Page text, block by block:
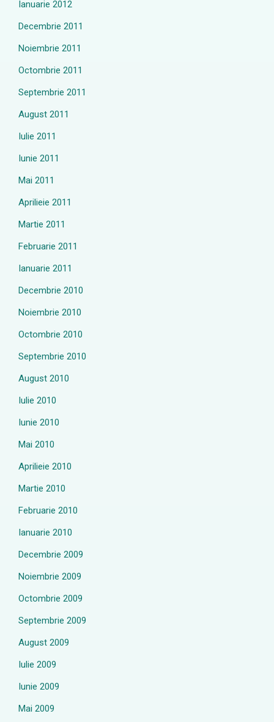
Ianuarie 2012
Decembrie 2011
Noiembrie 2011
Octombrie 2011
Septembrie 2011
August 2011
Iulie 2011
Iunie 2011
Mai 2011
Aprilieie 2011
Martie 2011
Februarie 2011
Ianuarie 2011
Decembrie 2010
Noiembrie 2010
Octombrie 2010
Septembrie 2010
August 2010
Iulie 2010
Iunie 2010
Mai 2010
Aprilieie 2010
Martie 2010
Februarie 2010
Ianuarie 2010
Decembrie 2009
Noiembrie 2009
Octombrie 2009
Septembrie 2009
August 2009
Iulie 2009
Iunie 2009
Mai 2009